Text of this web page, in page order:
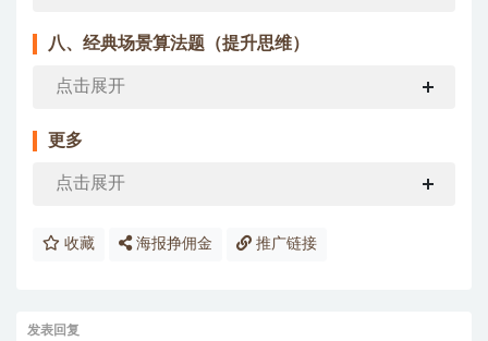
八、经典场景算法题（提升思维）
点击展开
更多
点击展开
收藏 海报挣佣金 推广链接
发表回复